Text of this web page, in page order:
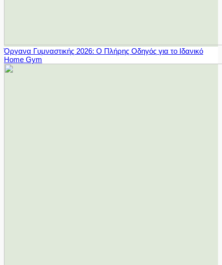
Όργανα Γυμναστικής 2026: Ο Πλήρης Οδηγός για το Ιδανικό
Home Gym